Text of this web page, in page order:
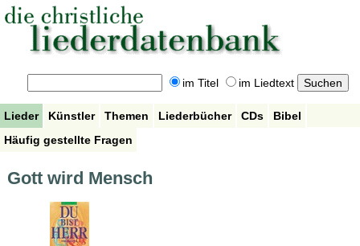
im Titel im Liedtext
Lieder Künstler Themen Liederbücher CDs
Bibel
Häufig gestellte Fragen
Gott wird Mensch